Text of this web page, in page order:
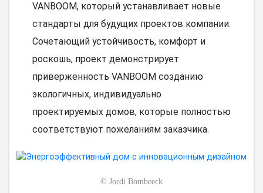
VANBOOM, который устанавливает новые
стандарты для будущих проектов компании.
Сочетающий устойчивость, комфорт и
роскошь, проект демонстрирует
приверженность VANBOOM созданию
экологичных, индивидуально
проектируемых домов, которые полностью
соответствуют пожеланиям заказчика.
© Jordi Bombeeck